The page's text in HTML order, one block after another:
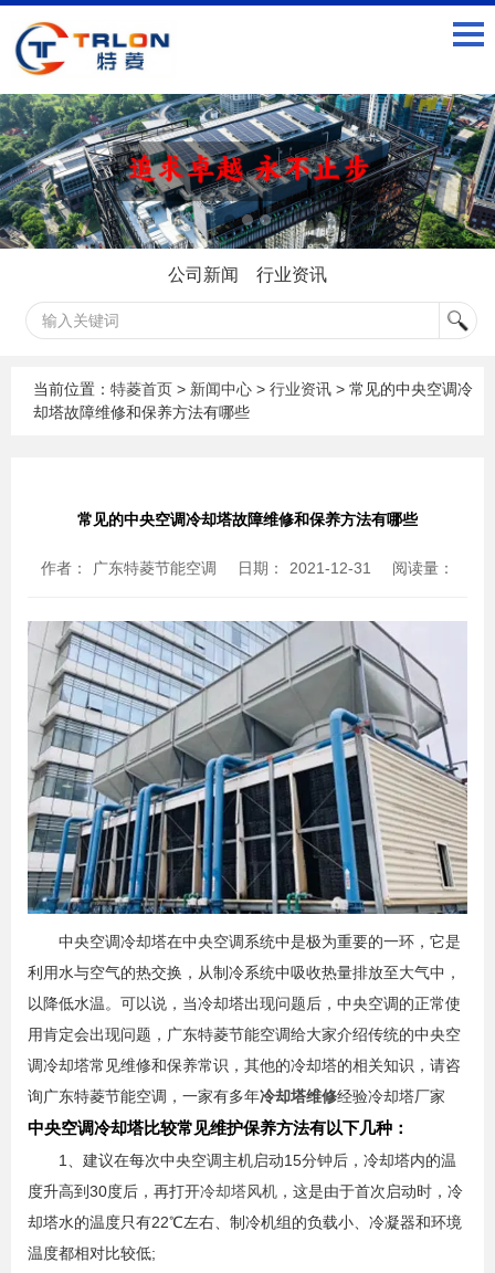
公司新闻 行业资讯
当前位置： 特菱首页 > 新闻中心 > 行业资讯 > 常见的中央空调冷
却塔故障维修和保养方法有哪些
常见的中央空调冷却塔故障维修和保养方法有哪些
作者： 广东特菱节能空调 日期： 2021-12-31 阅读量：
中央空调冷却塔在中央空调系统中是极为重要的一环，它是
利用水与空气的热交换，从制冷系统中吸收热量排放至大气中，
以降低水温。可以说，当冷却塔出现问题后，中央空调的正常使
用肯定会出现问题，广东特菱节能空调给大家介绍传统的中央空
调冷却塔常见维修和保养常识，其他的冷却塔的相关知识，请咨
询广东特菱节能空调，一家有多年冷却塔维修经验冷却塔厂家
中央空调冷却塔比较常见维护保养方法有以下几种：
1、建议在每次中央空调主机启动15分钟后，冷却塔内的温
度升高到30度后，再打开冷却塔风机 ，这是由于首次启动时，冷
却塔水的温度只有22℃左右、制冷机组的负载小、冷凝器和环境
温度都相对比较低;